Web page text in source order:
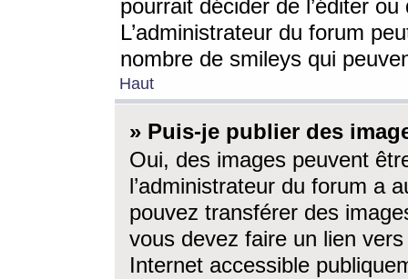
pourrait décider de l’éditer
L’administrateur du forum
nombre de smileys qui
Haut
» Puis-je publier des
Oui, des images peuvent
l’administrateur du forum a
pouvez transférer des
vous devez faire un lien
Internet accessible